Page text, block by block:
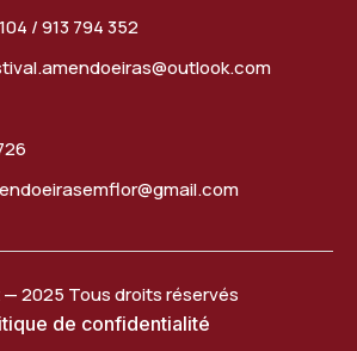
/ 913 794 352
2025 Tous droits réservés
de confidentialité